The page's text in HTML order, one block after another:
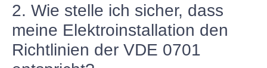
2. Wie stelle ich sicher, dass
meine Elektroinstallation den
Richtlinien der VDE 0701